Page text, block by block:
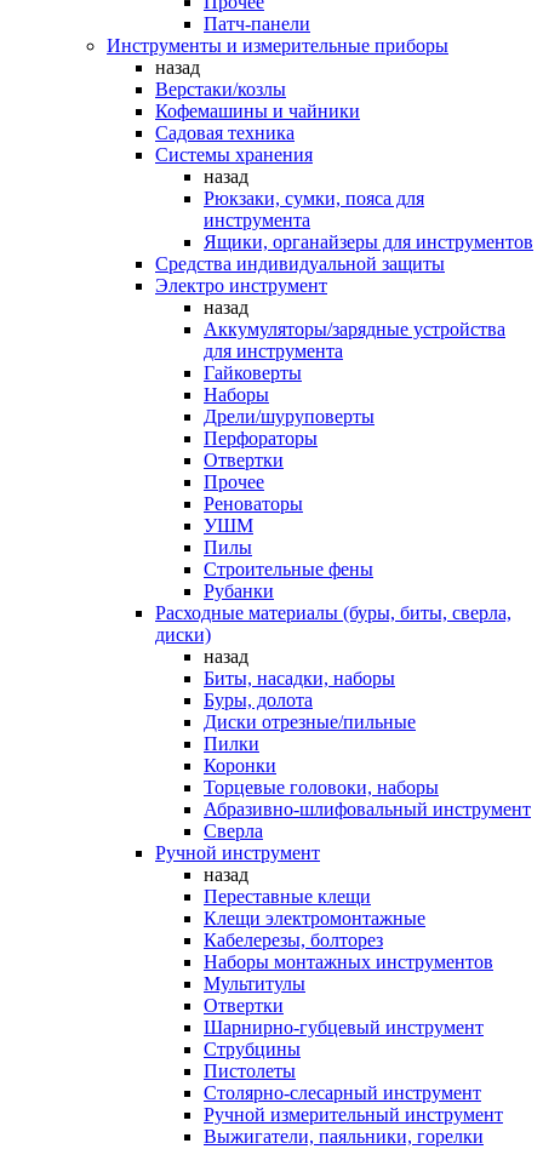
Патч-панели
Инструменты и измерительные приборы
назад
Верстаки/козлы
Кофемашины и чайники
Садовая техника
Системы хранения
назад
Рюкзаки, сумки, пояса для
инструмента
Ящики, органайзеры для инструментов
Средства индивидуальной защиты
Электро инструмент
назад
Аккумуляторы/зарядные устройства
для инструмента
Гайковерты
Наборы
Дрели/шуруповерты
Перфораторы
Отвертки
Прочее
Реноваторы
УШМ
Пилы
Строительные фены
Рубанки
Расходные материалы (буры, биты, сверла,
диски)
назад
Биты, насадки, наборы
Буры, долота
Диски отрезные/пильные
Пилки
Коронки
Торцевые головоки, наборы
Абразивно-шлифовальный инструмент
Сверла
Ручной инструмент
назад
Переставные клещи
Клещи электромонтажные
Кабелерезы, болторез
Наборы монтажных инструментов
Мультитулы
Отвертки
Шарнирно-губцевый инструмент
Струбцины
Пистолеты
Столярно-слесарный инструмент
Ручной измерительный инструмент
Выжигатели, паяльники, горелки